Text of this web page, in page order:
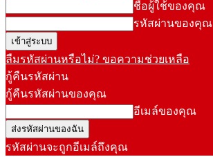
ชื่อผู้ใช้ของคุณ
รหัสผ่านของคุณ
ลืมรหัสผ่านหรือไม่? ขอความช่วยเหลือ
กู้คืนรหัสผ่าน
กู้คืนรหัสผ่านของคุณ
อีเมล์ของคุณ
รหัสผ่านจะถูกอีเมล์ถึงคุณ